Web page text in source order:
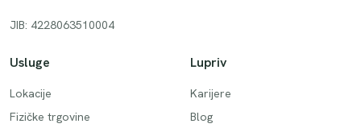
JIB: 4228063510004
Usluge
Lokacije
Fizičke trgovine
Lupriv
Karijere
Blog